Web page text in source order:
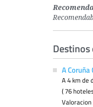
Destinos
A Coruña
A 4 km de
( 76
Valoracion